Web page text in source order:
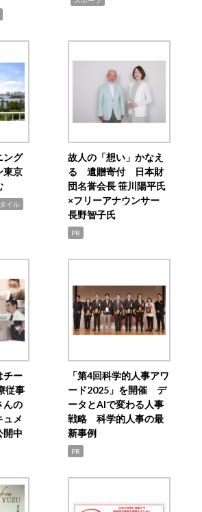
ング
京
イル
故人の「想い」かなえ
る 遺贈寄付 日本財
団名誉会長 笹川陽平氏
×フリーアナウンサー
長野智子氏
PR
チー
従事
んの
ュメ
開中
「第4回科学的人事アワ
ード2025」を開催 デ
ータとAIで変わる人事
戦略 科学的人事の最
新事例
PR